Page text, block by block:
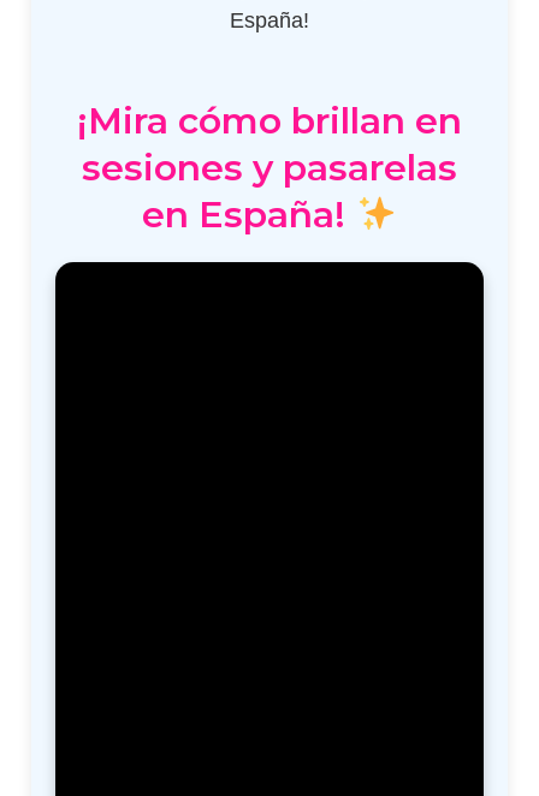
España!
¡Mira cómo brillan en
sesiones y pasarelas
en España!